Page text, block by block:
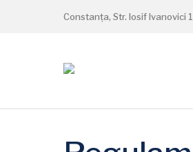
Constanța, Str. Iosif Ivanovici